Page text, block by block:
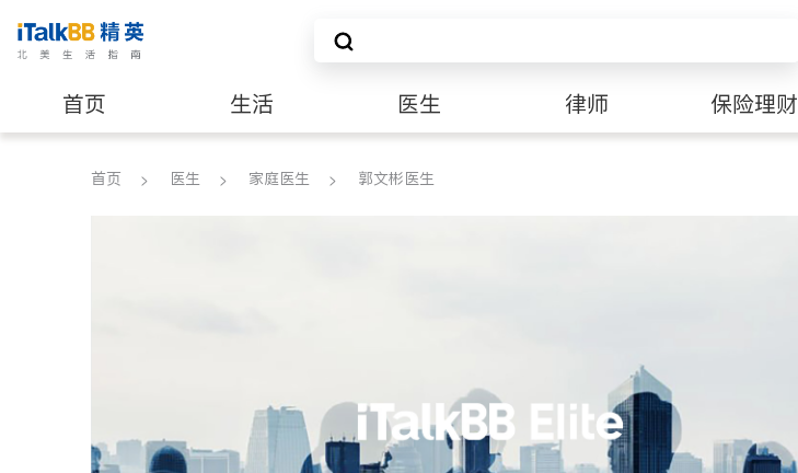
首页 生活 医生 律师 保险理财
建筑装修
首页 医生 家庭医生 郭文彬医生